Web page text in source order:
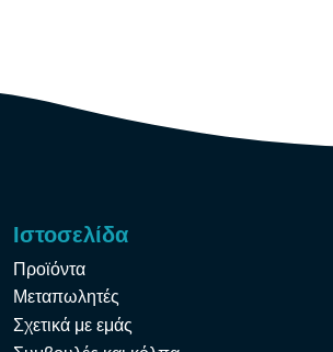
Ιστοσελίδα
Προϊόντα
Μεταπωλητές
Σχετικά με εμάς